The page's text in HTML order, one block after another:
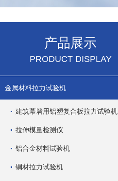
产品展示
PRODUCT DISPLAY
金属材料拉力试验机
建筑幕墙用铝塑复合板拉力试验机
拉伸模量检测仪
铝合金材料试验机
铜材拉力试验机